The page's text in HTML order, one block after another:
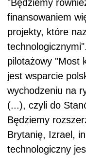
"Będziemy
finansowaniem
projekty, które
pilotażowy "Most
jest wsparcie
wychodzeniu na
(...), czyli do
Będziemy
Brytanię, Izrael,
technologiczny